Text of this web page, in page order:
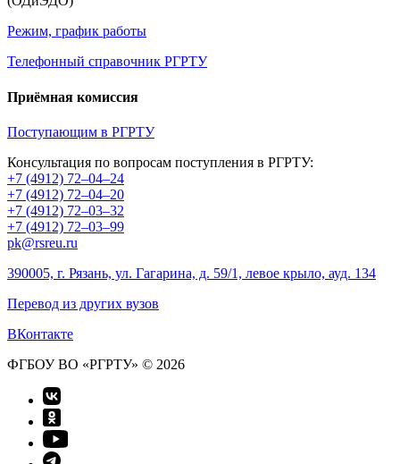
Режим, график работы
Телефонный справочник РГРТУ
Приёмная комиссия
Поступающим в РГРТУ
Консультация по вопросам поступления в РГРТУ:
+7 (4912) 72–04–24
+7 (4912) 72–04–20
+7 (4912) 72–03–32
+7 (4912) 72–03–99
pk@rsreu.ru
390005, г. Рязань, ул. Гагарина, д. 59/1, левое крыло, ауд. 134
Перевод из других вузов
ВКонтакте
ФГБОУ ВО «РГРТУ» © 2026